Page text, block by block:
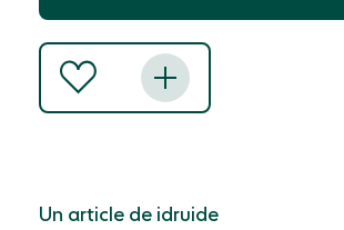
Un article de idruide